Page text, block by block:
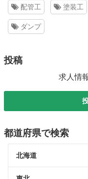
配管工 塗装工
ダンプ
投稿
求人情
都道府県で検索
北海道